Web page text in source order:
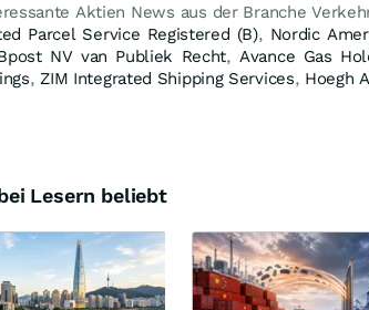
Aktien News aus der Branche
Parcel Service Registered (B), Nordic
NV van Publiek Recht,Avance Gas
,ZIM Integrated Shipping Services, Hoegh
Lesern beliebt